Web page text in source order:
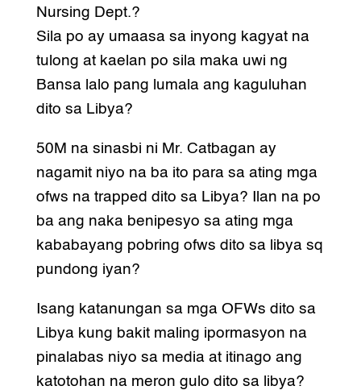
Nursing Dept.?
Sila po ay umaasa sa inyong kagyat na
tulong at kaelan po sila maka uwi ng
Bansa lalo pang lumala ang kaguluhan
dito sa Libya?
50M na sinasbi ni Mr. Catbagan ay
nagamit niyo na ba ito para sa ating mga
ofws na trapped dito sa Libya? Ilan na po
ba ang naka benipesyo sa ating mga
kababayang pobring ofws dito sa libya sq
pundong iyan?
Isang katanungan sa mga OFWs dito sa
Libya kung bakit maling ipormasyon na
pinalabas niyo sa media at itinago ang
katotohan na meron gulo dito sa libya?